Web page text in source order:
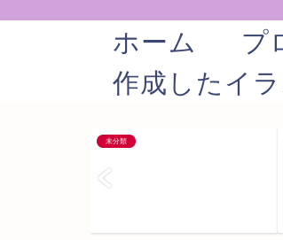
ホーム プ
作成したイラ
未分類